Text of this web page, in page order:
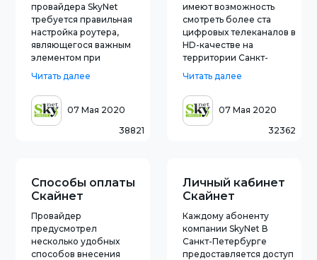
провайдера SkyNet
требуется правильная
настройка роутера,
являющегося важным
элементом при
сети.Рассмотрим данный
вопрос пошагово на
примере самых
популярных
моделей.Настраиваем
маршрутиза
Читать далее
07 Мая 2020
38821
имеют возможность
смотреть более ста
цифровых телеканалов в
HD-качестве на
территории Санкт-
всей России.Необходимо
знать, что требуется для
подключения и
настройки
Читать далее
07 Мая 2020
32362
Способы оплаты
Скайнет
Провайдер
предусмотрел
несколько удобных
способов внесения
Личный кабинет
Скайнет
Каждому абоненту
компании SkyNet В
Санкт-Петербурге
предоставляется доступ